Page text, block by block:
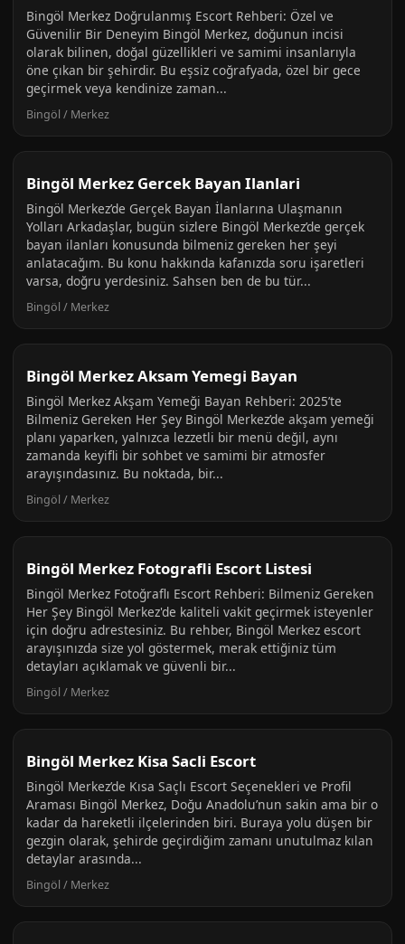
Bingöl Merkez Doğrulanmış Escort Rehberi: Özel ve
Güvenilir Bir Deneyim Bingöl Merkez, doğunun incisi
olarak bilinen, doğal güzellikleri ve samimi insanlarıyla
öne çıkan bir şehirdir. Bu eşsiz coğrafyada, özel bir gece
geçirmek veya kendinize zaman...
Bingöl / Merkez
Bingöl Merkez Gercek Bayan Ilanlari
Bingöl Merkez’de Gerçek Bayan İlanlarına Ulaşmanın
Yolları Arkadaşlar, bugün sizlere Bingöl Merkez’de gerçek
bayan ilanları konusunda bilmeniz gereken her şeyi
anlatacağım. Bu konu hakkında kafanızda soru işaretleri
varsa, doğru yerdesiniz. Sahsen ben de bu tür...
Bingöl / Merkez
Bingöl Merkez Aksam Yemegi Bayan
Bingöl Merkez Akşam Yemeği Bayan Rehberi: 2025’te
Bilmeniz Gereken Her Şey Bingöl Merkez’de akşam yemeği
planı yaparken, yalnızca lezzetli bir menü değil, aynı
zamanda keyifli bir sohbet ve samimi bir atmosfer
arayışındasınız. Bu noktada, bir...
Bingöl / Merkez
Bingöl Merkez Fotografli Escort Listesi
Bingöl Merkez Fotoğraflı Escort Rehberi: Bilmeniz Gereken
Her Şey Bingöl Merkez'de kaliteli vakit geçirmek isteyenler
için doğru adrestesiniz. Bu rehber, Bingöl Merkez escort
arayışınızda size yol göstermek, merak ettiğiniz tüm
detayları açıklamak ve güvenli bir...
Bingöl / Merkez
Bingöl Merkez Kisa Sacli Escort
Bingöl Merkez’de Kısa Saçlı Escort Seçenekleri ve Profil
Araması Bingöl Merkez, Doğu Anadolu’nun sakin ama bir o
kadar da hareketli ilçelerinden biri. Buraya yolu düşen bir
gezgin olarak, şehirde geçirdiğim zamanı unutulmaz kılan
detaylar arasında...
Bingöl / Merkez